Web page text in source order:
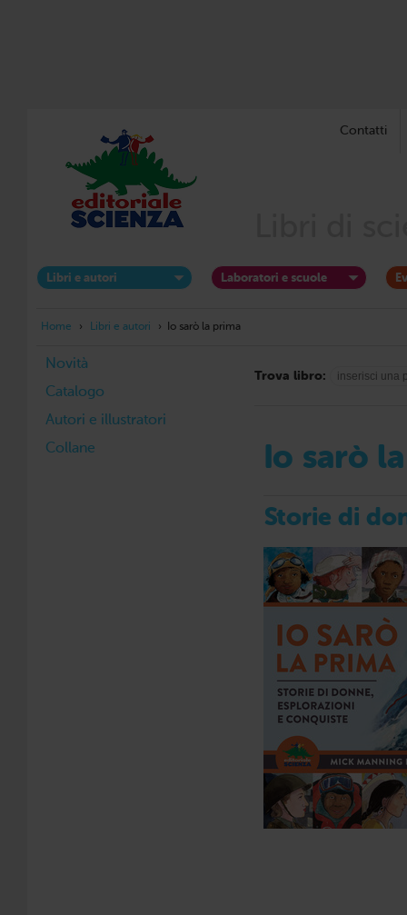
Contatti
Libri e autori Laboratori e scuole
Home › Libri e autori › Io sarò la prima
Novità
Catalogo
Autori e illustratori
Collane
Trova libro:
Io sarò
Storie di